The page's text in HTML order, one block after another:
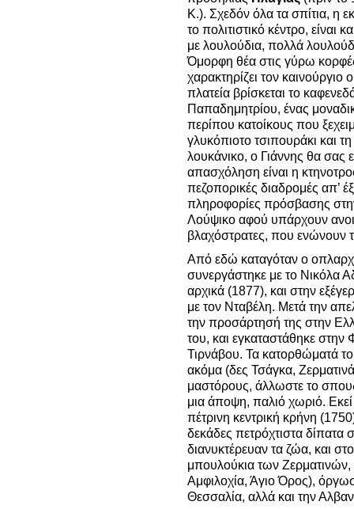
Κ.). Σχεδόν όλα τα σπίτια, η
το πολιτιστικό κέντρο, είναι
με λουλούδια, πολλά
Όμορφη θέα στις γύρω
χαρακτηρίζει τον καινούργιο
πλατεία βρίσκεται το
Παπαδημητρίου, ένας
περίπου κατοίκους που
γλυκόπιοτο τσιπουράκι και
λουκάνικο, ο Γιάννης θα σας
απασχόληση είναι η
πεζοπορικές διαδρομές απ’
πληροφορίες πρόσβασης
Λούψικο αφού υπάρχουν
βλαχόστρατες, που ενώνουν
Από εδώ καταγόταν ο
συνεργάστηκε με το Νικόλα
αρχικά (1877), και στην
με τον Νταβέλη. Μετά την
την προσάρτησή της στην
του, και εγκαταστάθηκε
Τιρνάβου. Τα κατορθώματά
ακόμα (δες Τσάγκα,
μαστόρους, άλλωστε το
μια άποψη, παλιό χωριό.
πέτρινη κεντρική κρήνη
δεκάδες πετρόχτιστα
διανυκτέρευαν τα ζώα, και
μπουλούκια των
Αμφιλοχία, Άγιο Όρος),
Θεσσαλία, αλλά και την